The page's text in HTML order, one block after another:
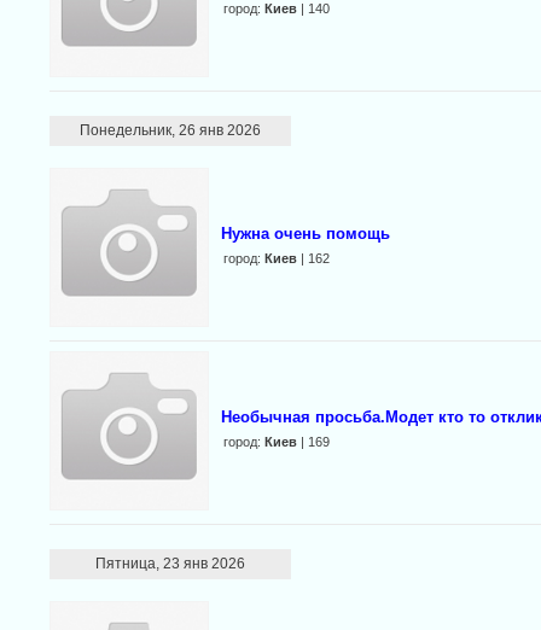
город: Киев| 140
Понедельник, 26 янв 2026
Нужна очень помощь
город: Киев| 162
Необычная просьба.Модет кто то
город: Киев| 169
Пятница, 23 янв 2026